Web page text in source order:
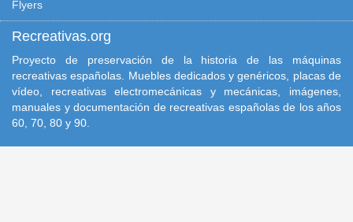
Flyers
Recreativas.org
Proyecto de preservación de la historia de las máquinas
recreativas españolas. Muebles dedicados y genéricos, placas de
vídeo, recreativas electromecánicas y mecánicas, imágenes,
manuales y documentación de recreativas españolas de los años
60, 70, 80 y 90.